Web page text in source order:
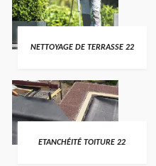
NETTOYAGE DE TERRASSE 22
ETANCHÉITÉ TOITURE 22